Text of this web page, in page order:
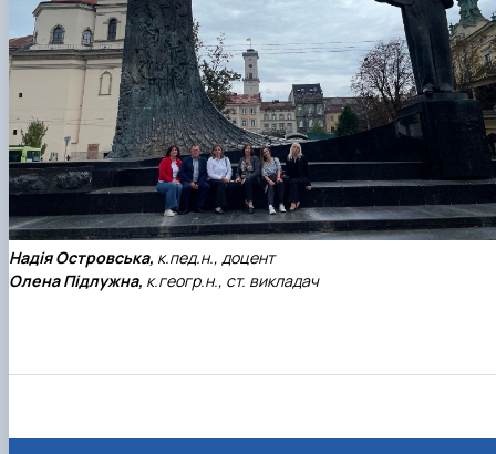
Надія Островська, к.пед.н., доцент
Олена Підлужна, к.геогр.н., ст. викладач